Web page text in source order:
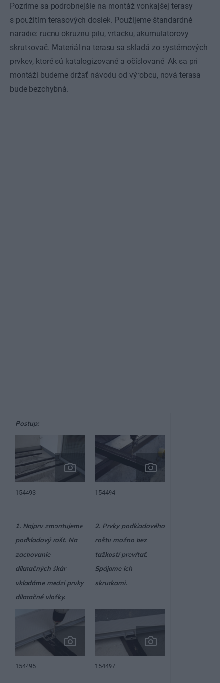
Pozrime sa podrobnejšie na montáž vonkajšej terasy
s použitím terasových dosiek. Použijeme štandardné
náradie: ručnú okružnú pílu, vŕtačku, akumulátorový
skrutkovač. Materiál na terasu sa skladá zo systémových
prvkov, ktoré sú katalogizované a očíslované. Ak sa pri
montáži budeme držať návodu od výrobcu, nová terasa
bude bezchybná.
Postup:
154493 154494
1. Najprv zmontujeme
podkladový rošt. Na
zachovanie
dilatačných škár
vkladáme medzi prvky
dilatačné vložky.
2. Prvky podkladového
roštu možno bez
ťažkostí prevŕtať.
Spájame ich
skrutkami.
154495 154497